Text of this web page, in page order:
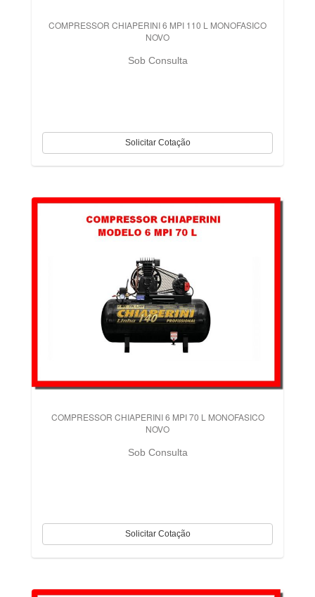
COMPRESSOR CHIAPERINI 6 MPI 110 L MONOFASICO
NOVO
Sob Consulta
COMPRESSOR CHIAPERINI 6 MPI 70 L MONOFASICO
NOVO
Sob Consulta